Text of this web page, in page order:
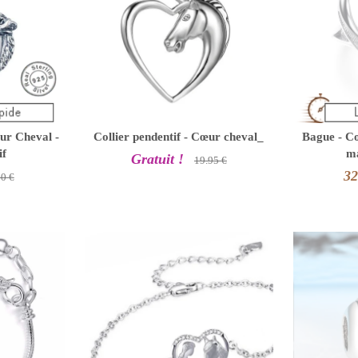
Cheval -
€
Collier pendentif - Cœur cheval_
Gratuit ! 19.95 €
Bague -